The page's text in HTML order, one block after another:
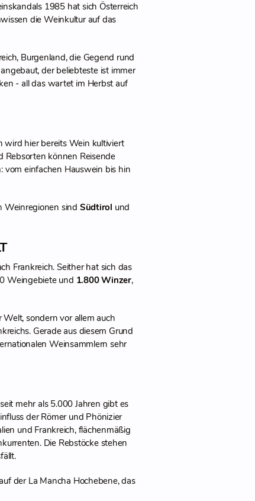
1985 hat sich Österreich
die Weinkultur auf das
Burgenland, die Gegend rund
der beliebteste ist immer
- all das wartet im Herbst auf
wird hier bereits Wein kultiviert
Rebsorten können Reisende
vom einfachen Hauswein bis hin
Weinregionen sind Südtirol und
Frankreich. Seither hat sich das
Weingebiete und 1.800 Winzer,
sondern vor allem auch
Gerade aus diesem Grund
Weinsammlern sehr
mehr als 5.000 Jahren gibt es
der Römer und Phönizier
und Frankreich, flächenmäßig
Die Rebstöcke stehen
der La Mancha Hochebene, das